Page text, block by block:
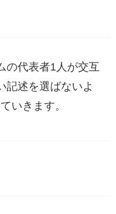
の代表者1人が交互
記述を選ばないよ
いきます。